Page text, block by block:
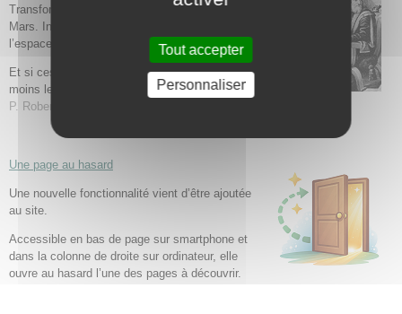
Transformer le sable en pensée. Coloniser
Mars. Installer des centres de données dans
l’espace.
Et si ces projets technologiques révélaient
moins le futur que notre imaginaire profond ?
P. Robert
Une page au hasard
Une nouvelle fonctionnalité vient d’être ajoutée
au site.
Accessible en bas de page sur smartphone et
dans la colonne de droite sur ordinateur, elle
ouvre au hasard l’une des pages à découvrir.
Tout accepter
Personnaliser